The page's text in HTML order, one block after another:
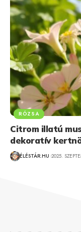
RÓZSA
Citrom illatú
dekoratív
ÉLÉSTÁR.HU 2025.